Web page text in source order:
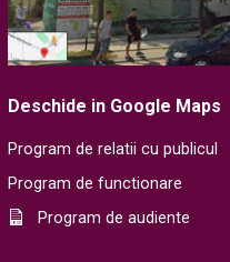
Deschide in Google Maps
Program de relatii cu publicul
Program de functionare
Program de audiente